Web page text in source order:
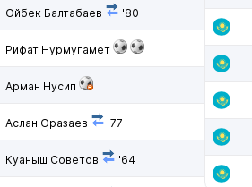
Ойбек Балтабаев '80
Рифат Нурмугамет
Арман Нусип
Аслан Оразаев '77
Куаныш Советов '64